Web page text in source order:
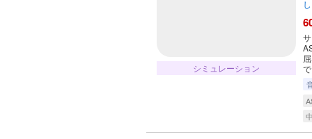
シミュレーション